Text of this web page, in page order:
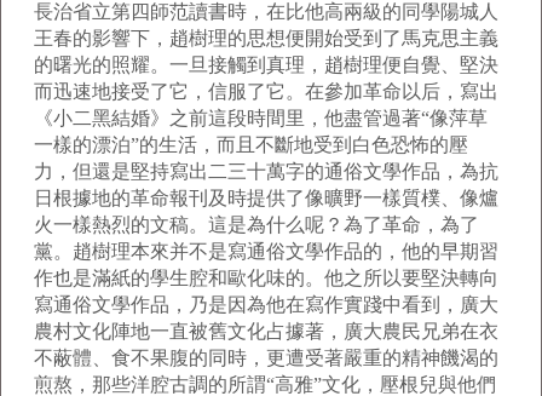
長治省立第四師范讀書時，在比他高兩級的同學陽城人
王春的影響下，趙樹理的思想便開始受到了馬克思主義
的曙光的照耀。一旦接觸到真理，趙樹理便自覺、堅決
而迅速地接受了它，信服了它。在參加革命以后，寫出
《小二黑結婚》之前這段時間里，他盡管過著“像萍草
一樣的漂泊”的生活，而且不斷地受到白色恐怖的壓
力，但還是堅持寫出二三十萬字的通俗文學作品，為抗
日根據地的革命報刊及時提供了像曠野一樣質樸、像爐
火一樣熱烈的文稿。這是為什么呢？為了革命，為了
黨。趙樹理本來并不是寫通俗文學作品的，他的早期習
作也是滿紙的學生腔和歐化味的。他之所以要堅決轉向
寫通俗文學作品，乃是因為他在寫作實踐中看到，廣大
農村文化陣地一直被舊文化占據著，廣大農民兄弟在衣
不蔽體、食不果腹的同時，更遭受著嚴重的精神饑渴的
煎熬，那些洋腔古調的所謂“高雅”文化，壓根兒與他們